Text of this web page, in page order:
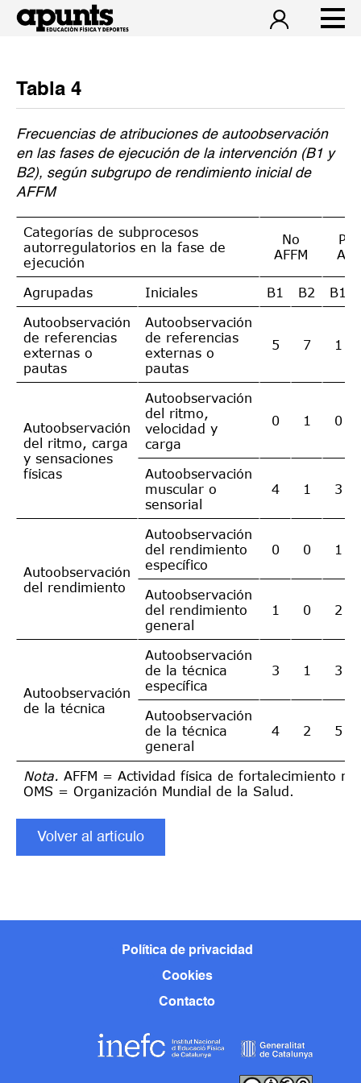
Tabla 4
Frecuencias de atribuciones de autoobservación
en las fases de ejecución de la intervención (B1 y
B2), según subgrupo de rendimiento inicial de
AFFM
Categorías de subprocesos
autorregulatorios en la fase de
ejecución
No
AFFM
Agrupadas Iniciales B1 B2
B1
Autoobservación
de referencias
externas o
pautas
Autoobservación
de referencias
externas o
pautas
5 7 1
Autoobservación
del ritmo, carga
y sensaciones
físicas
Autoobservación
del ritmo,
velocidad y
carga
0 1 0
Autoobservación
muscular o
sensorial
4 1 3
Autoobservación
del rendimiento
Autoobservación
del rendimiento
específico
0 0 1
Autoobservación
del rendimiento
general
1 0 2
Autoobservación
de la técnica
Autoobservación
de la técnica
específica
3 1 3
Autoobservación
de la técnica
general
4 2 5
Nota. AFFM = Actividad física de fortalecimiento
OMS = Organización Mundial de la Salud.
Volver al artículo
Política de privacidad
Cookies
Contacto